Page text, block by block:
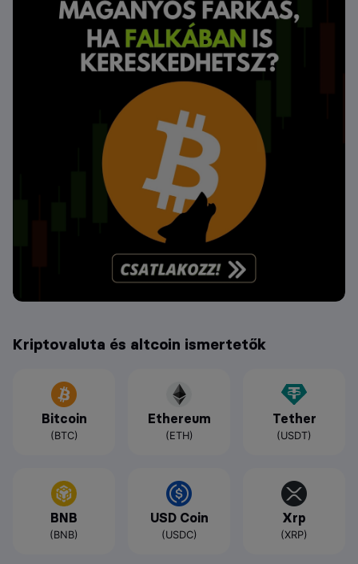
Kriptovaluta és altcoin ismertetők
Bitcoin
(BTC)
Ethereum
(ETH)
Tether
(USDT)
BNB
(BNB)
USD Coin
(USDC)
Xrp
(XRP)